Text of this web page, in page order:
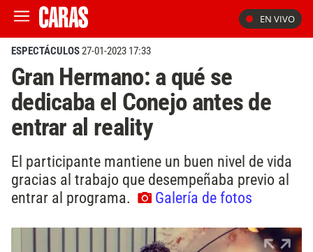
EN VIVO
ESPECTÁCULOS27-01-2023 17:33
Gran Hermano: a qué se
dedicaba el Conejo antes de
entrar al reality
El participante mantiene un buen nivel de vida
gracias al trabajo que desempeñaba previo al
entrar al programa.
Galería de fotos